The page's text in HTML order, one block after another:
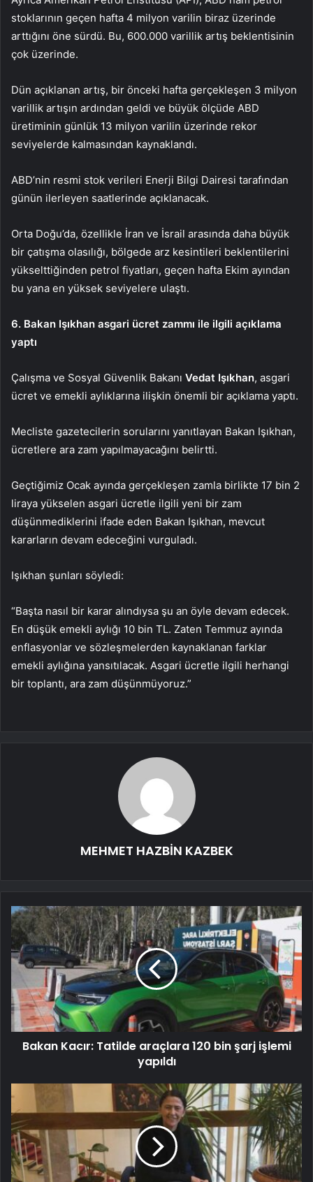
stoklarının geçen hafta 4 milyon varilin biraz üzerinde
arttığını öne sürdü. Bu, 600.000 varillik artış beklentisinin
çok üzerinde.
Dün açıklanan artış, bir önceki hafta gerçekleşen 3 milyon
varillik artışın ardından geldi ve büyük ölçüde ABD
üretiminin günlük 13 milyon varilin üzerinde rekor
seviyelerde kalmasından kaynaklandı.
ABD’nin resmi stok verileri Enerji Bilgi Dairesi tarafından
günün ilerleyen saatlerinde açıklanacak.
Orta Doğu’da, özellikle İran ve İsrail arasında daha büyük
bir çatışma olasılığı, bölgede arz kesintileri beklentilerini
yükselttiğinden petrol fiyatları, geçen hafta Ekim ayından
bu yana en yüksek seviyelere ulaştı.
6. Bakan Işıkhan asgari ücret zammı ile ilgili açıklama
yaptı
Çalışma ve Sosyal Güvenlik Bakanı Vedat Işıkhan, asgari
ücret ve emekli aylıklarına ilişkin önemli bir açıklama yaptı.
Mecliste gazetecilerin sorularını yanıtlayan Bakan Işıkhan,
ücretlere ara zam yapılmayacağını belirtti.
Geçtiğimiz Ocak ayında gerçekleşen zamla birlikte 17 bin 2
liraya yükselen asgari ücretle ilgili yeni bir zam
düşünmediklerini ifade eden Bakan Işıkhan, mevcut
kararların devam edeceğini vurguladı.
Işıkhan şunları söyledi:
“Başta nasıl bir karar alındıysa şu an öyle devam edecek.
En düşük emekli aylığı 10 bin TL. Zaten Temmuz ayında
enflasyonlar ve sözleşmelerden kaynaklanan farklar
emekli aylığına yansıtılacak. Asgari ücretle ilgili herhangi
bir toplantı, ara zam düşünmüyoruz.”
MEHMET HAZBİN KAZBEK
Bakan Kacır: Tatilde araçlara 120 bin şarj işlemi
yapıldı